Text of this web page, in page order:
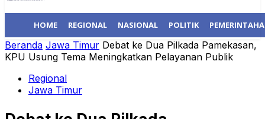
HOME REGIONAL NASIONAL POLITIK
Beranda Jawa Timur Debat ke Dua Pilkada Pamekasan,
KPU Usung Tema Meningkatkan Pelayanan Publik
Regional
Jawa Timur